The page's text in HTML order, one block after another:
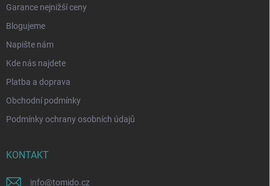
Garance nejnižší ceny
Blogujeme
Napište nám
Kde nás najdete
Platba a doprava
Obchodní podmínky
Podmínky ochrany osobních údajů
KONTAKT
info@tomido.cz